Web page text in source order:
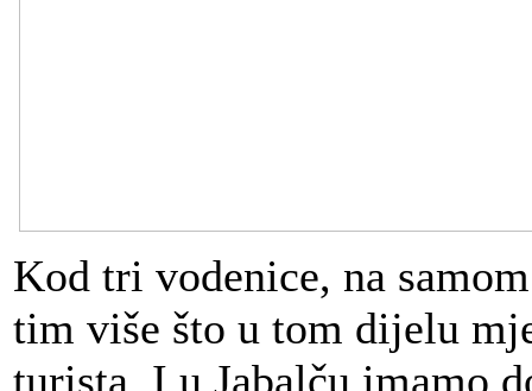
Kod tri vodenice, na
tim više što u tom dijelu
turista. I u Jabalču imamo